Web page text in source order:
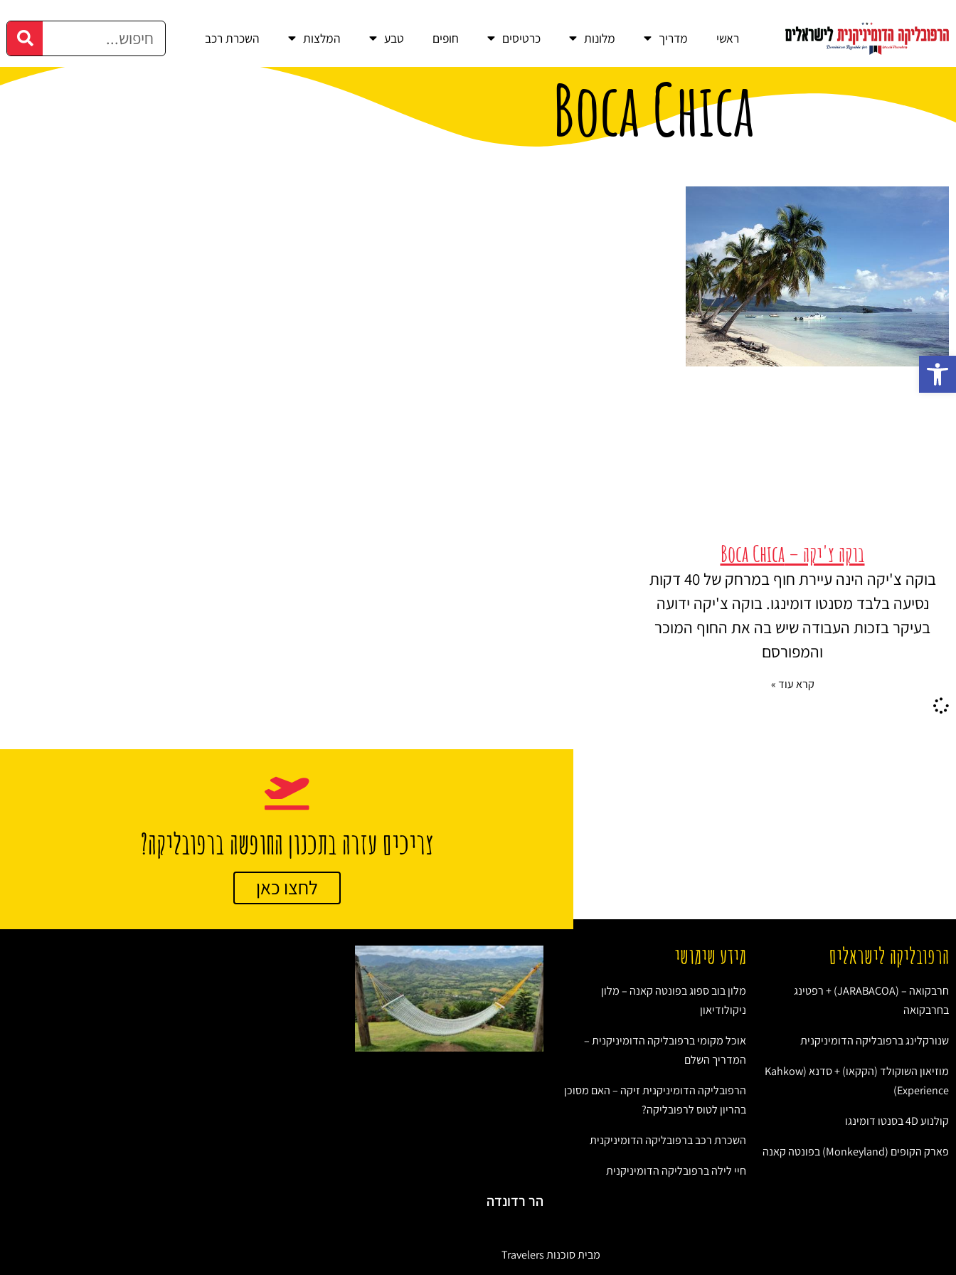
ראשי מדריך מלונות כרטיסים חופים טבע המלצות השכרת רכב
Boca Chica
בוקה צ'יקה – Boca Chica
בוקה צ'יקה הינה עיירת חוף במרחק של 40 דקות
נסיעה בלבד מסנטו דומינגו. בוקה צ'יקה ידועה
בעיקר בזכות העבודה שיש בה את החוף המוכר
והמפורסם
קרא עוד »
צריכים עזרה בתכנון החופשה ברפובליקה?
לחצו כאן
הרפובליקה לישראלים
חרבקואה – (JARABACOA) + רפטינג
בחרבקואה
שנורקלינג ברפובליקה הדומיניקנית
מוזיאון השוקולד (הקקאו) + סדנא (Kahkow
Experience)
קולנוע 4D בסנטו דומינגו
פארק הקופים (Monkeyland) בפונטה קאנה
מידע שימושי
מלון בוב ספוג בפונטה קאנה – מלון
ניקולודיאון
אוכל מקומי ברפובליקה הדומיניקנית –
המדריך השלם
הרפובליקה הדומיניקנית זיקה – האם מסוכן
בהריון לטוס לרפובליקה?
השכרת רכב ברפובליקה הדומיניקנית
חיי לילה ברפובליקה הדומיניקנית
הר רדונדה
מבית סוכנות Travelers
פתח סרגל נגישות